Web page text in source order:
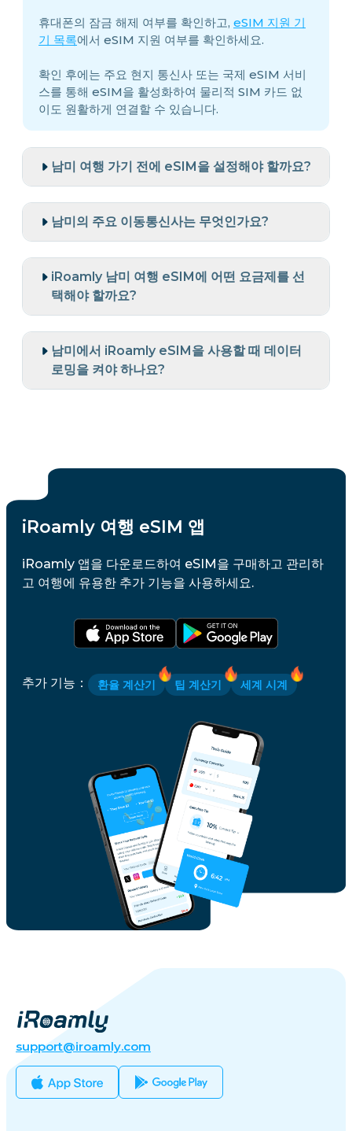
휴대폰의 잠금 해제 여부를 확인하고, eSIM 지원 기
기 목록에서 eSIM 지원 여부를 확인하세요.
확인 후에는 주요 현지 통신사 또는 국제 eSIM 서비
스를 통해 eSIM을 활성화하여 물리적 SIM 카드 없
이도 원활하게 연결할 수 있습니다.
남미 여행 가기 전에 eSIM을 설정해야 할까요?
남미의 주요 이동통신사는 무엇인가요?
iRoamly 남미 여행 eSIM에 어떤 요금제를 선
택해야 할까요?
남미에서 iRoamly eSIM을 사용할 때 데이터
로밍을 켜야 하나요?
iRoamly 여행 eSIM 앱
iRoamly 앱을 다운로드하여 eSIM을 구매하고 관리하
고 여행에 유용한 추가 기능을 사용하세요.
추가 기능 ： 환율 계산기 팁 계산기 세계 시계
support@iroamly.com